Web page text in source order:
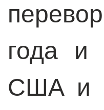
года и
США и